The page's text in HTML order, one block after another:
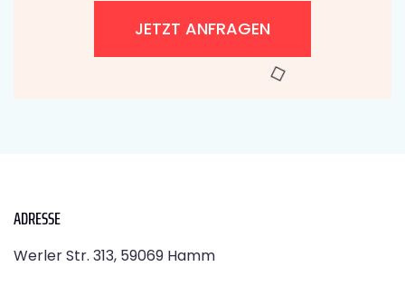
JETZT ANFRAGEN
ADRESSE
Werler Str. 313, 59069 Hamm